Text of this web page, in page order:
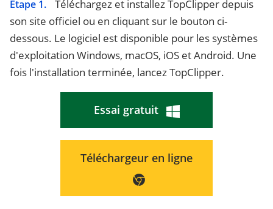
Étape 1.
Téléchargez et installez TopClipper depuis
son site officiel ou en cliquant sur le bouton ci-
dessous. Le logiciel est disponible pour les systèmes
d'exploitation Windows, macOS, iOS et Android. Une
fois l'installation terminée, lancez TopClipper.
Essai gratuit
Téléchargeur en ligne